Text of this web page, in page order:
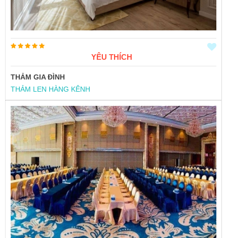
YÊU THÍCH
THẢM GIA ĐÌNH
THẢM LEN HÀNG KÊNH